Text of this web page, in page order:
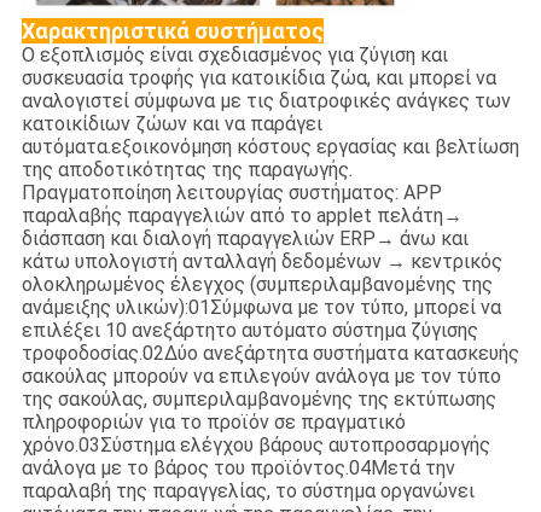
Χαρακτηριστικά συστήματος
Ο εξοπλισμός είναι σχεδιασμένος για ζύγιση και
συσκευασία τροφής για κατοικίδια ζώα, και μπορεί να
αναλογιστεί σύμφωνα με τις διατροφικές ανάγκες των
κατοικίδιων ζώων και να παράγει
αυτόματα.εξοικονόμηση κόστους εργασίας και βελτίωση
της αποδοτικότητας της παραγωγής.
Πραγματοποίηση λειτουργίας συστήματος: APP
παραλαβής παραγγελιών από το applet πελάτη→
διάσπαση και διαλογή παραγγελιών ERP→ άνω και
κάτω υπολογιστή ανταλλαγή δεδομένων → κεντρικός
ολοκληρωμένος έλεγχος (συμπεριλαμβανομένης της
ανάμειξης υλικών):01Σύμφωνα με τον τύπο, μπορεί να
επιλέξει 10 ανεξάρτητο αυτόματο σύστημα ζύγισης
τροφοδοσίας.02Δύο ανεξάρτητα συστήματα κατασκευής
σακούλας μπορούν να επιλεγούν ανάλογα με τον τύπο
της σακούλας, συμπεριλαμβανομένης της εκτύπωσης
πληροφοριών για το προϊόν σε πραγματικό
χρόνο.03Σύστημα ελέγχου βάρους αυτοπροσαρμογής
ανάλογα με το βάρος του προϊόντος.04Μετά την
παραλαβή της παραγγελίας, το σύστημα οργανώνει